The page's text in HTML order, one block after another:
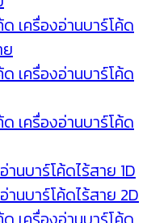
เครื่องอ่านบาร์โค้ด
ย
เครื่องอ่านบาร์โค้ด
เครื่องอ่านบาร์โค้ด
านบาร์โค้ดไร้สาย 1D
านบาร์โค้ดไร้สาย 2D